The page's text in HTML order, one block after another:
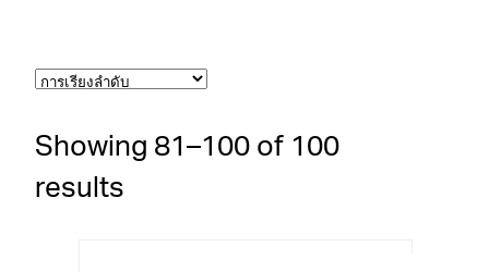
Showing 81–100 of 100
results